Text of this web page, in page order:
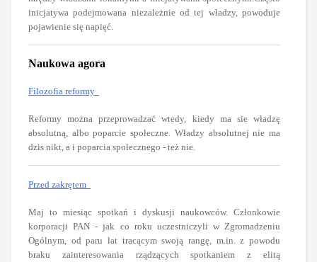
inicjatywa podejmowana niezależnie od tej władzy, powoduje
pojawienie się napięć.
Naukowa agora
Filozofia reformy
Reformy można przeprowadzać wtedy, kiedy ma sie władzę
absolutną, albo poparcie społeczne. Władzy absolutnej nie ma
dzis nikt, a i poparcia społecznego - też nie.
Przed zakrętem
Maj to miesiąc spotkań i dyskusji naukowców. Członkowie
korporacji PAN - jak co roku uczestniczyli w Zgromadzeniu
Ogólnym, od paru lat tracącym swoją rangę, m.in. z powodu
braku zainteresowania rządzących spotkaniem z elitą